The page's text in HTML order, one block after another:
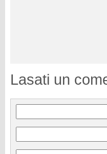
Lasati un